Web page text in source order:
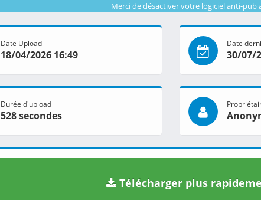
Merci de désactiver votre logiciel anti-
Date Upload
18/04/2026 16:49
Date
30/07/
Durée d'upload
528 secondes
Télécharger plus